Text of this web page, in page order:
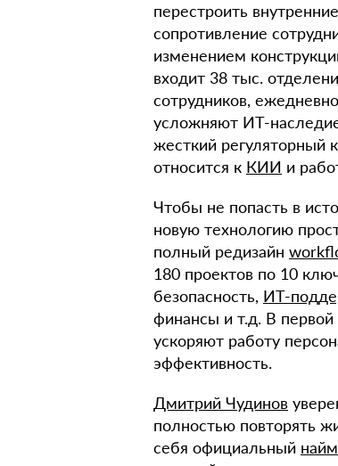
перестроить
сопротивление
изменением
входит 38 тыс.
сотрудников,
усложняют ИТ-
жесткий регуляторный
относится к КИИ и
Чтобы не попасть в
новую технологию
полный редизайн
180 проектов по 10
безопасность, ИТ-
финансы и т.д. В
ускоряют работу
эффективность.
Дмитрий Чудинов
полностью повторять
себя официальный найм